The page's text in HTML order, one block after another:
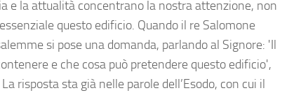
e la attualità concentrano la nostra attenzione, non
questo edificio. Quando il re Salomone
si pose una domanda, parlando al Signore: 'Il
e che cosa può pretendere questo edificio',
risposta sta già nelle parole dell’Esodo, con cui il